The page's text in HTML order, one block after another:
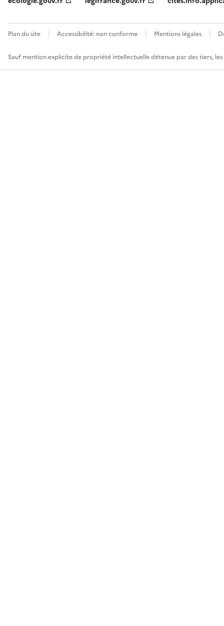
Plan du site Accessibilité: non conforme Mentions légales
Sauf mention explicite de propriété intellectuelle détenue par des tiers,